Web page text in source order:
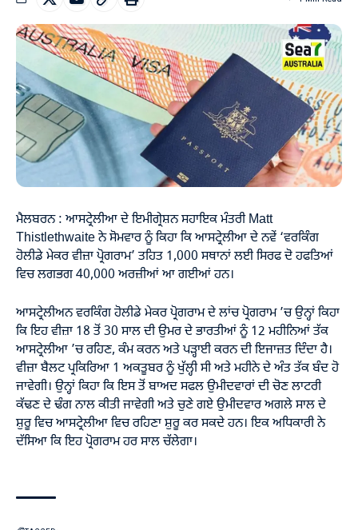
ਮੈਲਬਰਨ : ਆਸਟ੍ਰੇਲੀਆ ਦੇ ਇਮੀਗ੍ਰੇਸ਼ਨ ਸਹਾਇਕ ਮੰਤਰੀ Matt
Thistlethwaite ਨੇ ਸੋਮਵਾਰ ਨੂੰ ਕਿਹਾ ਕਿ ਆਸਟ੍ਰੇਲੀਆ ਦੇ ਨਵੇਂ ‘ਵਰਕਿੰਗ
ਹੋਲੀਡੇ ਮੇਕਰ ਵੀਜ਼ਾ ਪ੍ਰੋਗਰਾਮ’ ਤਹਿਤ 1,000 ਸਥਾਨਾਂ ਲਈ ਸਿਰਫ ਦੋ ਹਫਤਿਆਂ
ਵਿਚ ਲਗਭਗ 40,000 ਅਰਜ਼ੀਆਂ ਆ ਗਈਆਂ ਹਨ।
ਆਸਟ੍ਰੇਲੀਅਨ ਵਰਕਿੰਗ ਹੋਲੀਡੇ ਮੇਕਰ ਪ੍ਰੋਗਰਾਮ ਦੇ ਲਾਂਚ ਪ੍ਰੋਗਰਾਮ ’ਚ ਉਨ੍ਹਾਂ ਕਿਹਾ
ਕਿ ਇਹ ਵੀਜ਼ਾ 18 ਤੋਂ 30 ਸਾਲ ਦੀ ਉਮਰ ਦੇ ਭਾਰਤੀਆਂ ਨੂੰ 12 ਮਹੀਨਿਆਂ ਤੱਕ
ਆਸਟ੍ਰੇਲੀਆ ’ਚ ਰਹਿਣ, ਕੰਮ ਕਰਨ ਅਤੇ ਪੜ੍ਹਾਈ ਕਰਨ ਦੀ ਇਜਾਜ਼ਤ ਦਿੰਦਾ ਹੈ।
ਵੀਜ਼ਾ ਬੈਲਟ ਪ੍ਰਕਿਰਿਆ 1 ਅਕਤੂਬਰ ਨੂੰ ਖੁੱਲ੍ਹੀ ਸੀ ਅਤੇ ਮਹੀਨੇ ਦੇ ਅੰਤ ਤੱਕ ਬੰਦ ਹੋ
ਜਾਵੇਗੀ। ਉਨ੍ਹਾਂ ਕਿਹਾ ਕਿ ਇਸ ਤੋਂ ਬਾਅਦ ਸਫਲ ਉਮੀਦਵਾਰਾਂ ਦੀ ਚੋਣ ਲਾਟਰੀ
ਕੱਢਣ ਦੇ ਢੰਗ ਨਾਲ ਕੀਤੀ ਜਾਵੇਗੀ ਅਤੇ ਚੁਣੇ ਗਏ ਉਮੀਦਵਾਰ ਅਗਲੇ ਸਾਲ ਦੇ
ਸ਼ੁਰੂ ਵਿਚ ਆਸਟ੍ਰੇਲੀਆ ਵਿਚ ਰਹਿਣਾ ਸ਼ੁਰੂ ਕਰ ਸਕਦੇ ਹਨ। ਇਕ ਅਧਿਕਾਰੀ ਨੇ
ਦੱਸਿਆ ਕਿ ਇਹ ਪ੍ਰੋਗਰਾਮ ਹਰ ਸਾਲ ਚੱਲੇਗਾ।